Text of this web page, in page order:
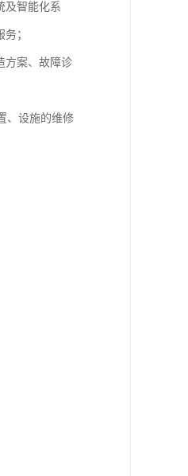
及智能化系
；
方案、故障诊
、设施的维修